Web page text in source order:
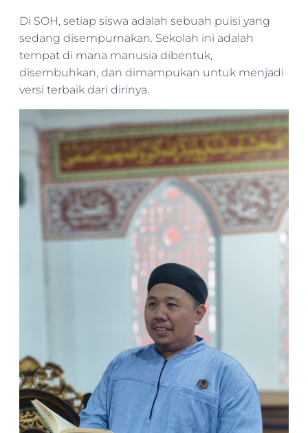
Di SOH, setiap siswa adalah sebuah puisi yang
sedang disempurnakan. Sekolah ini adalah
tempat di mana manusia dibentuk,
disembuhkan, dan dimampukan untuk menjadi
versi terbaik dari dirinya.